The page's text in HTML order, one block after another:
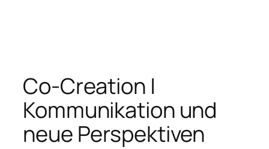
Co-Creation |
Kommunikation und
neue Perspektiven